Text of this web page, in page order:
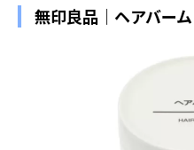
無印良品｜ヘアバーム